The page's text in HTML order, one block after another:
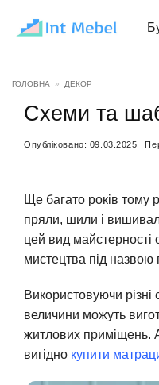
ГОЛОВНА » ДЕКОР
Схеми та
Опубліковано: 09.03.2025
Ще багато років тому
пряли, шили і
цей вид майстерності
мистецтва під назвою
Використовуючи різні
величини можуть
житлових приміщень.
вигідно купити